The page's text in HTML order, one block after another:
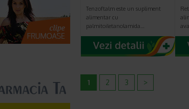
Tenzoftalm este un supliment
alimentar cu
palmitoiletanolamida…
1 2 3 >